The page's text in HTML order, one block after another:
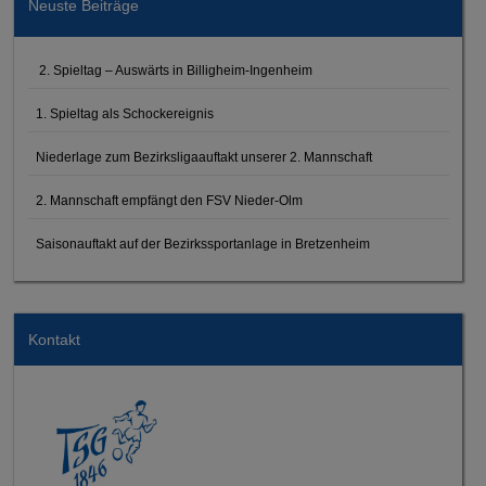
Neuste Beiträge
2. Spieltag – Auswärts in Billigheim-Ingenheim
1. Spieltag als Schockereignis
Niederlage zum Bezirksligaauftakt unserer 2. Mannschaft
2. Mannschaft empfängt den FSV Nieder-Olm
Saisonauftakt auf der Bezirkssportanlage in Bretzenheim
Kontakt